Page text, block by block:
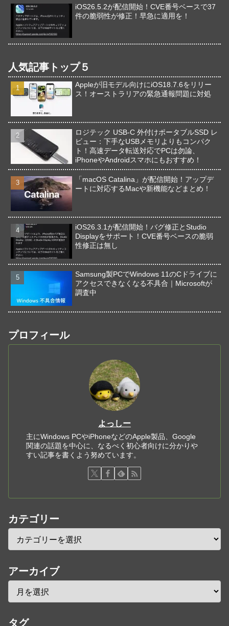
iOS26.5.2が配信開始！CVE番号ベースで37
件の脆弱性が修正！早急に適用を！
人気記事トップ５
Appleが旧モデル向けにiOS18.7.6をリリー
ス！オーストラリアの緊急通報問題に対処
ロジテック USB-C 外付けポータブルSSD レ
ビュー：下手なUSBメモリよりもコンパク
ト！高速データ転送対応でPCは勿論、
iPhoneやAndroidスマホにもおすすめ！
「macOS Catalina」が配信開始！アップデ
ートに対応するMacや新機能などまとめ！
iOS26.3.1が配信開始！バグ修正とStudio
Displayをサポート！CVE番号ベースの脆弱
性修正は無し
Samsung製PCでWindows 11のCドライブに
アクセスできなくなる不具合｜Microsoftが
調査中
プロフィール
よっしー
主にWindows PCやiPhoneなどのApple製品、Google
関連の話題を中心に、なるべく初心者向けに分かりや
すい記事を書くよう努めています。
カテゴリー
アーカイブ
タグ